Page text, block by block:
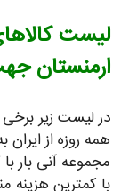
لیست
ارمنستان
در لیست زیر برخی
همه روزه از
مجموعه آنی بار
با کمترین هزینه